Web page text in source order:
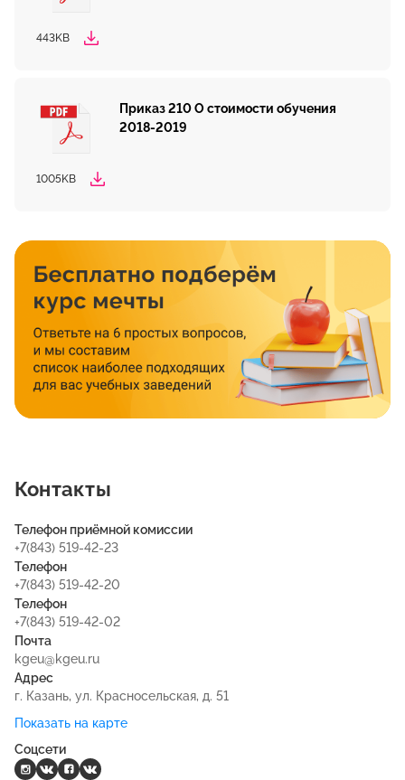
по интересам, проводятся мероприятия политико-
конкурсах, олимпиадах, получают стипендии Президента
РФ, Правительства РФ и именные стипендии
443KB
Приказ 210 О стоимости обучения
2018-2019
1005KB
Контакты
Телефон приёмной комиссии
+7(843) 519-42-23
Телефон
+7(843) 519-42-20
Телефон
+7(843) 519-42-02
Почта
kgeu@kgeu.ru
Адрес
г. Казань, ул. Красносельская, д. 51
Показать на карте
Соцсети